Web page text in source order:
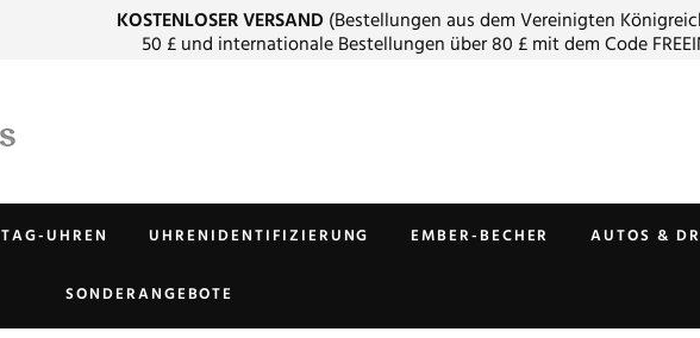
KOSTENLOSER VERSAND(Bestellungen aus dem Vereinigten
50 £ und internationale Bestellungen über 80 £ mit dem Code
TAG-UHREN UHRENIDENTIFIZIERUNG EMBER-BECHER AUTOS &
SONDERANGEBOTE